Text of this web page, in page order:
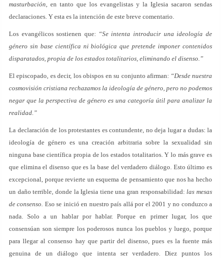
masturbación, en tanto que los evangelistas y la Iglesia sacaron sendas
declaraciones. Y esta es la intención de este breve comentario.
Los evangélicos sostienen que: “Se intenta introducir una ideología de
género sin base científica ni biológica que pretende imponer contenidos
disparatados, propia de los estados totalitarios, eliminando el disenso.”
El episcopado, es decir, los obispos en su conjunto afirman: “Desde nuestra
cosmovisión cristiana rechazamos la ideología de género, pero no podemos
negar que la perspectiva de género es una categoría útil para analizar la
realidad.”
La declaración de los protestantes es contundente, no deja lugar a dudas: la
ideología de género es una creación arbitraria sobre la sexualidad sin
ninguna base científica propia de los estados totalitarios. Y lo más grave es
que elimina el disenso que es la base del verdadero diálogo. Esto último es
excepcional, porque revierte un esquema de pensamiento que nos ha hecho
un daño terrible, donde la Iglesia tiene una gran responsabilidad:las mesas
de consenso. Eso se inició en nuestro país allá por el 2001 y no conduzco a
nada. Solo a un hablar por hablar. Porque en primer lugar, los que
consensúan son siempre los poderosos nunca los pueblos y luego, porque
para llegar al consenso hay que partir del disenso, pues es la fuente más
genuina de un diálogo que intenta ser verdadero. Diez puntos los